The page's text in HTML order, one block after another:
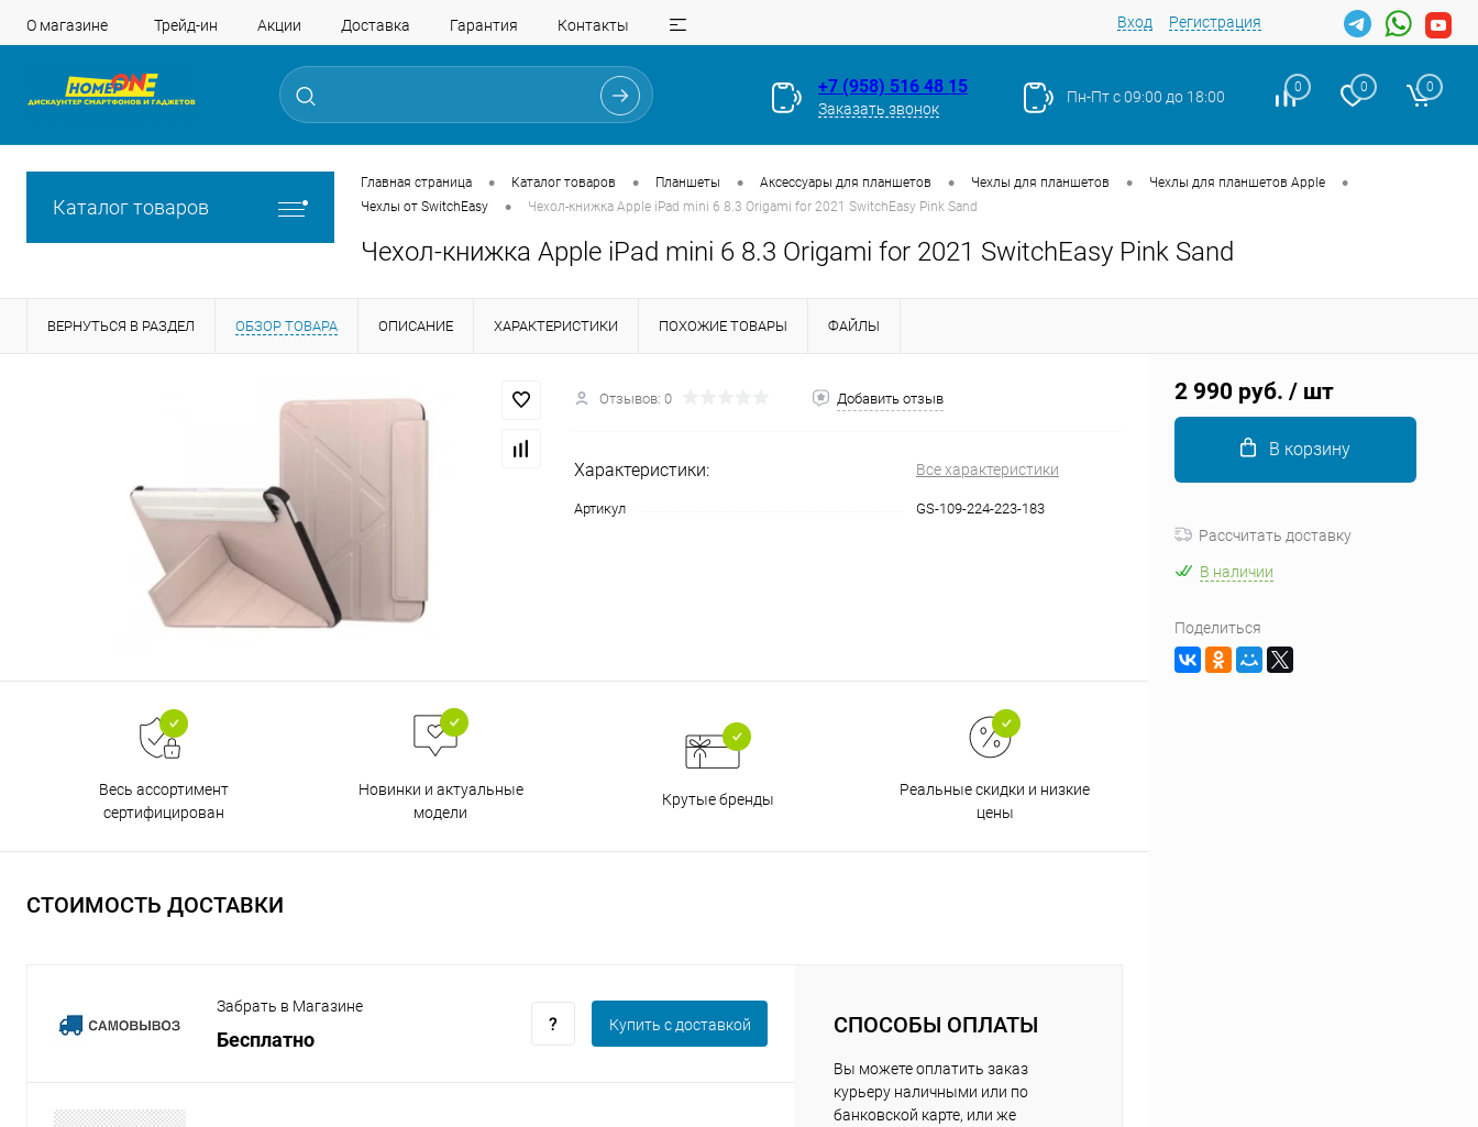
О магазине Трейд-ин Акции Доставка Гарантия Контакты Вход Регистрация
+7 (958) 516 48 15
Заказать звонок
Пн-Пт с 09:00 до 18:00
0 0 0
Каталог товаров
Главная страница • Каталог товаров • Планшеты • Аксессуары для планшетов • Чехлы для планшетов • Чехлы для планшетов Apple •
Чехлы от SwitchEasy • Чехол-книжка Apple iPad mini 6 8.3 Origami for 2021 SwitchEasy Pink Sand
Чехол-книжка Apple iPad mini 6 8.3 Origami for 2021 SwitchEasy Pink Sand
ВЕРНУТЬСЯ В РАЗДЕЛ ОБЗОР ТОВАРА ОПИСАНИЕ ХАРАКТЕРИСТИКИ ПОХОЖИЕ ТОВАРЫ ФАЙЛЫ
Отзывов: 0 Добавить отзыв
Характеристики: Все характеристики
Артикул GS-109-224-223-183
Весь ассортимент
сертифицирован
Новинки и актуальные
модели
Крутые бренды
Реальные скидки и низкие
цены
СТОИМОСТЬ ДОСТАВКИ
Забрать в Магазине
Бесплатно
Купить c доставкой СПОСОБЫ ОПЛАТЫ
Вы можете оплатить заказ
курьеру наличными или по
банковской карте, или же
2 990 руб. / шт
В корзину
Рассчитать доставку
В наличии
Поделиться
на частибез переплат
списываться
с вашей картыпо25%каждые 2 недели